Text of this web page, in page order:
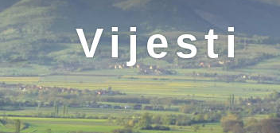
Vijesti